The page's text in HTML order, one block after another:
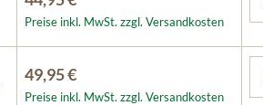
Preise inkl. MwSt. zzgl. Versandkosten
49,95 €
Preise inkl. MwSt. zzgl. Versandkosten